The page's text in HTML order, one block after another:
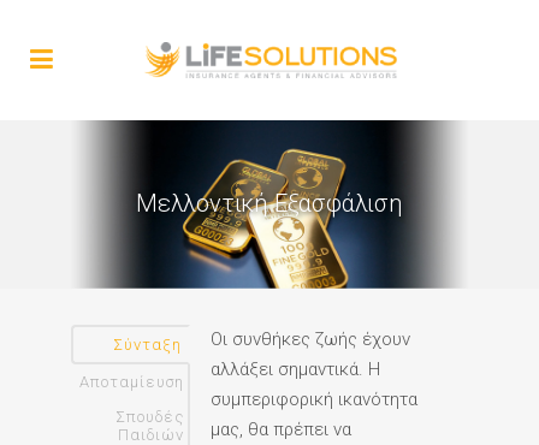
Μελλοντική Εξασφάλιση
Σύνταξη
Αποταμίευση
Σπουδές
Παιδιών
Οι συνθήκες ζωής έχουν
αλλάξει σημαντικά. Η
συμπεριφορική ικανότητα
μας, θα πρέπει να